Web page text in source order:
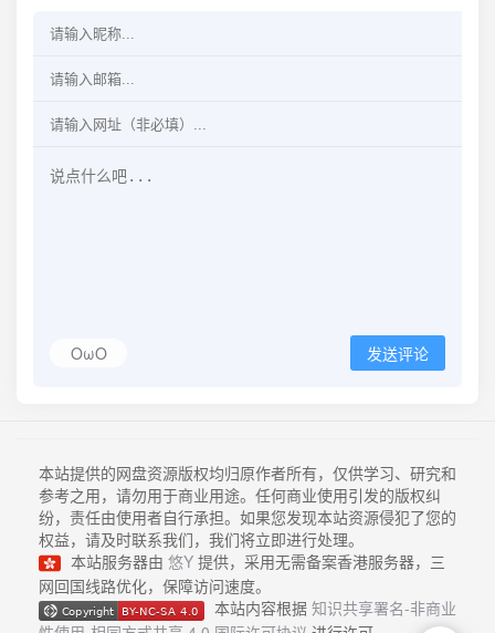
OωO 发送评论
本站提供的网盘资源版权均归原作者所有，仅供学习、研究和
参考之用，请勿用于商业用途。任何商业使用引发的版权纠
纷，责任由使用者自行承担。如果您发现本站资源侵犯了您的
权益，请及时联系我们，我们将立即进行处理。
本站服务器由 悠Y 提供，采用无需备案香港服务器，三
网回国线路优化，保障访问速度。
本站内容根据 知识共享署名-非商业